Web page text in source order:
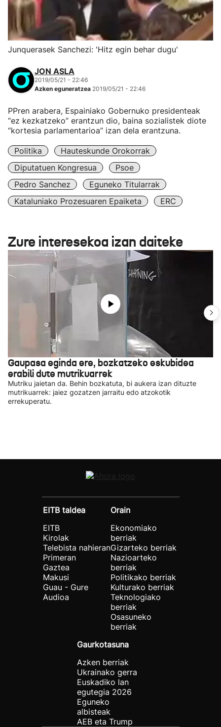
Junquerasek Sanchezi: 'Hitz egin behar dugu'
JON ASLA
2019/05/21 - 22:46
Azken eguneratzea 2019/05/21 - 22:46
PPren arabera, Espainiako Gobernuko presidenteak
“ez kezkatzeko” erantzun dio, baina sozialistek diote
“kortesia parlamentarioa” izan dela erantzuna.
Politika
Hauteskunde Orokorrak
Diputatuen Kongresua
Psoe
Pedro Sanchez
Eguneko Titularrak
Kataluniako Prozesuaren Epaiketa
ERC
Zure interesekoa izan daiteke
Gaupasa eginda ere, bozkatzeko eskubidea
erabili dute mutrikuarrek
Mutriku jaietan da. Behin bozkatuta, bi aukera izan dituzte
mutrikuarrek: jaiez gozatzen jarraitu edo atzokotik
errekuperatu.
EITB taldea
EITB
Kirolak
Telebista nahieran
Primeran
Gaztea
Makusi
Guau - Gure
Audioa
Orain
Ekonomiako
berriak
Gizarteko berriak
Nazioarteko
berriak
Politikako berriak
Kulturako berriak
Teknologiako
berriak
Osasuneko
berriak
Gaurkotasuna
Azken berriak
Ukrainako gerra
Euskadiko lan
egutegia 2026
Eguneko
albisteak
AEB eta Trump